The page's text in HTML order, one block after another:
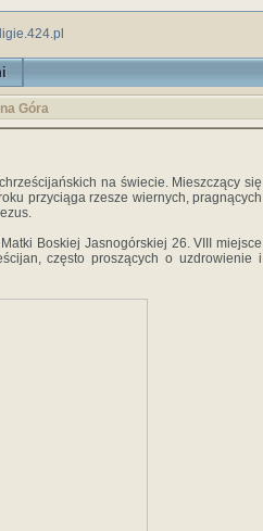
Góra
na świecie. Mieszczący się
przyciąga rzesze wiernych, pragnących
Boskiej Jasnogórskiej 26. VIII miejsce
często proszących o uzdrowienie i